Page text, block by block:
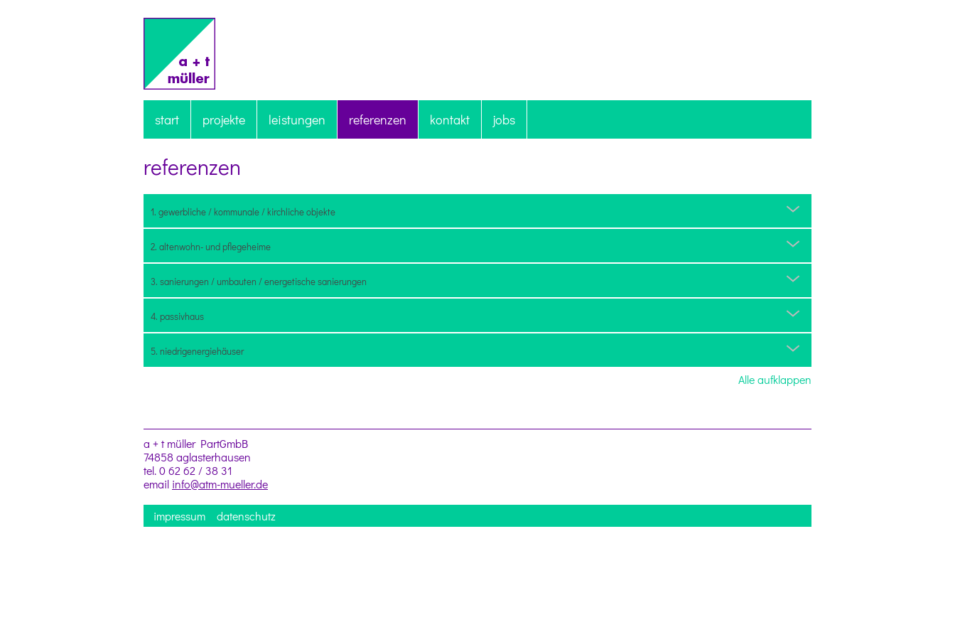
start projekte leistungen referenzen kontakt jobs
referenzen
1. gewerbliche / kommunale / kirchliche objekte
2. altenwohn- und pflegeheime
3. sanierungen / umbauten / energetische sanierungen
4. passivhaus
5. niedrigenergiehäuser
Alle aufklappen
a + t müller PartGmbB
74858 aglasterhausen
tel. 0 62 62 / 38 31
email info@atm-mueller.de
impressum datenschutz